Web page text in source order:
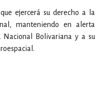
ejercerá su derecho a la
manteniendo en alerta
Nacional Bolivariana y a su